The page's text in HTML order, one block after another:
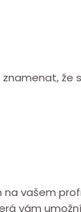
že
vašem
vám